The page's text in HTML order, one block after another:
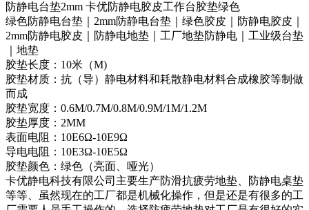
防静电台垫2mm 卡优防静电胶皮工作台胶垫绿色
绿色防静电台垫｜2mm防静电台垫｜绿色胶皮｜防静电胶皮｜
2mm防静电胶皮｜防静电地垫｜工厂地垫防静电｜工业级台垫
｜地垫
胶垫长度：10米（M)
胶垫材质：抗（导）静电材料和耗散静电材料合成橡胶等制做
而成
胶垫宽度：0.6M/0.7M/0.8M/0.9M/1M/1.2M
胶垫厚度：2MM
表面电阻：10E6Ω-10E9Ω
导电电阻：10E3Ω-10E5Ω
胶垫颜色：绿色（亮面、哑光）
卡优静电科技有限公司主要生产防滑抗疲劳地垫、防静电桌垫
等等、虽然现在的工厂都是机械化操作，但是还是有很多的工